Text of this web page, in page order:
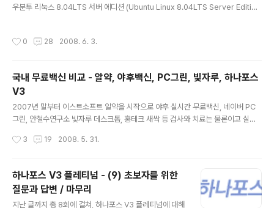
우분투 리눅스 8.04LTS 서버 에디션 (Ubuntu Linux 8.04LTS Server Editio
티바이러스 테스트는 바이러스 불리틴 (Virus Bulletin) 에서 주관합니다. VB100
w.virusbtn.com/ 1. VB100 안티바이러스 테스..
0 28 2008. 6. 3.
국내 무료백신 비교 - 알약, 야후백신, PC그린, 빛자루, 하나포스
V3
2007년 말부터 이스트소프트 알약을 시작으로 야후 실시간 무료백신, 네이버 PC
그린, 안철수연구소 빛자루 데스크톱, 홍테크 새싹 등 검사와 치료는 물론이고 실시
니다. 무료 백신이라 하면 중요한 기능이 한 두가지 빠져있던 예전과는 달리, 최근 출
는 행복한 고민에 빠질 수 밖에 없습니다. 오늘은 무료 백신을 선택할 때 조금이나마
도움을 주기 위해 국내 주요 무료 백신들의 기능을 비교해 보겠습니다. :) 비교할 무
료 백신은 이스트소프트 알약, 야후 실시간 무료백신, 네이버 PC그린, 안철수연구소
빛자루 데스크톱 그리고 안철수연구소의 하나포스 V3 플레..
3 19 2008. 5. 31.
하나포스 V3 플레티넘 - (9) 초보자를 위한
질문과 답변 / 마무리
지난 글까지 총 8회에 걸쳐, 하나포스 V3 플레티넘에 대해